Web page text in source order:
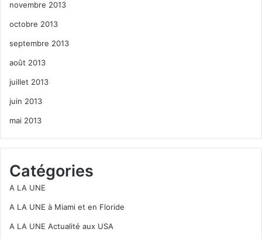
novembre 2013
octobre 2013
septembre 2013
août 2013
juillet 2013
juin 2013
mai 2013
Catégories
A LA UNE
A LA UNE à Miami et en Floride
A LA UNE Actualité aux USA